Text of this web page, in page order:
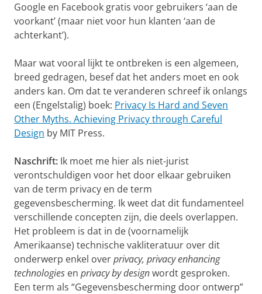
Google en Facebook gratis voor gebruikers ‘aan de
voorkant’ (maar niet voor hun klanten ‘aan de
achterkant’).
Maar wat vooral lijkt te ontbreken is een algemeen,
breed gedragen, besef dat het anders moet en ook
anders kan. Om dat te veranderen schreef ik onlangs
een (Engelstalig) boek: Privacy Is Hard and Seven
Other Myths. Achieving Privacy through Careful
Design by MIT Press.
Naschrift: Ik moet me hier als niet-jurist
verontschuldigen voor het door elkaar gebruiken
van de term privacy en de term
gegevensbescherming. Ik weet dat dit fundamenteel
verschillende concepten zijn, die deels overlappen.
Het probleem is dat in de (voornamelijk
Amerikaanse) technische vakliteratuur over dit
onderwerp enkel overprivacy, privacy enhancing
technologies en privacy by designwordt gesproken.
Een term als “Gegevensbescherming door ontwerp”